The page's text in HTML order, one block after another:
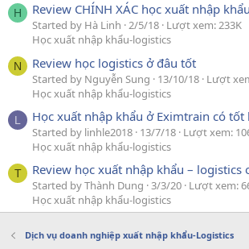
H Review CHÍNH XÁC học xuất nhập
Started by Hà Linh 2/5/18 Lượt xem: 233K
Học xuất nhập khẩu-logistics
N Review học logistics ở đâu tốt
Started by Nguyễn Sung 13/10/18 Lượt
Học xuất nhập khẩu-logistics
L Học xuất nhập khẩu ở Eximtrain có tốt
Started by linhle2018 13/7/18 Lượt xem:
Học xuất nhập khẩu-logistics
T Review học xuất nhập khẩu – logistics
Started by Thành Dung 3/3/20 Lượt xem:
Học xuất nhập khẩu-logistics
Dịch vụ doanh nghiệp xuất nhập khẩu-Logistics